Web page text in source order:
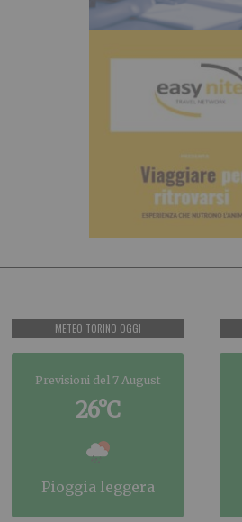
METEO TORINO OGGI
Previsioni del 7 August
26°C
pioggia leggera